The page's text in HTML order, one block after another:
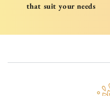
that suit your needs